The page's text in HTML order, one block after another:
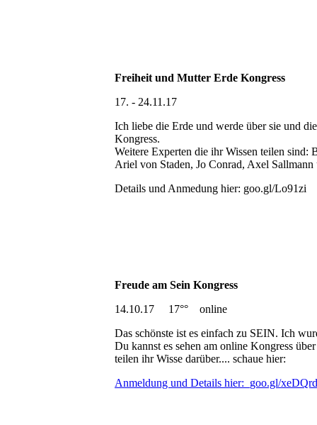
Freiheit und Mutter Erde Kongress
17. - 24.11.17
Ich liebe die Erde und werde über sie und
Kongress.
Weitere Experten die ihr Wissen teilen sind:
Ariel von Staden, Jo Conrad, Axel Sallmann
Details und Anmedung hier: goo.gl/Lo91zi
Freude am Sein Kongress
14.10.17 17°° online
Das schönste ist es einfach zu SEIN. Ich
Du kannst es sehen am online Kongress
teilen ihr Wisse darüber.... schaue hier:
Anmeldung und Details hier: goo.gl/xeDQrd